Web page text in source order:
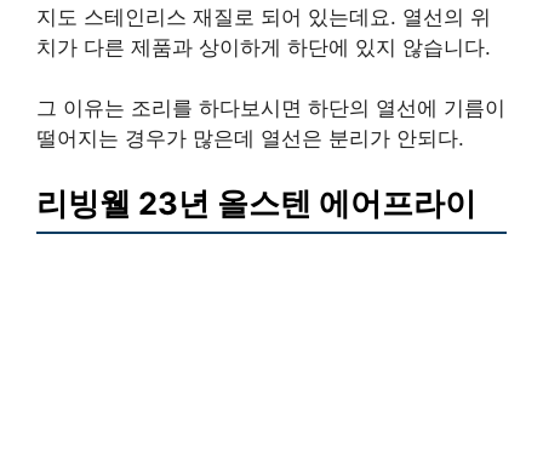
지도 스테인리스 재질로 되어 있는데요. 열선의 위
치가 다른 제품과 상이하게 하단에 있지 않습니다.
그 이유는 조리를 하다보시면 하단의 열선에 기름이
떨어지는 경우가 많은데 열선은 분리가 안되다.
리빙웰 23년 올스텐 에어프라이